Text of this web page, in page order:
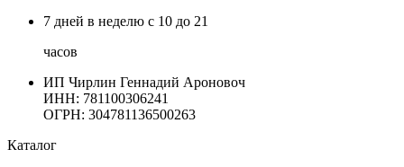
7 дней в неделю с 10 до 21
часов
ИП Чирлин Геннадий Ароновоч
ИНН: 781100306241
ОГРН: 304781136500263
Каталог